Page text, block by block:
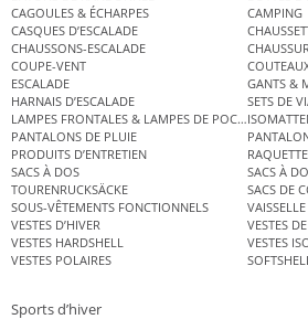
CAGOULES & ÉCHARPES
CAMPING
CASQUES D’ESCALADE
CHAUSSONS-ESCALADE
COUPE-VENT
ESCALADE
GANTS &
HARNAIS D’ESCALADE
SETS DE
LAMPES FRONTALES & LAMPES DE POCHE
PANTALONS DE PLUIE
PRODUITS D’ENTRETIEN
SACS À DOS
SACS À
TOURENRUCKSÄCKE
SACS DE
SOUS-VÊTEMENTS FONCTIONNELS
VESTES D’HIVER
VESTES
VESTES HARDSHELL
VESTES
VESTES POLAIRES
Sports d’hiver